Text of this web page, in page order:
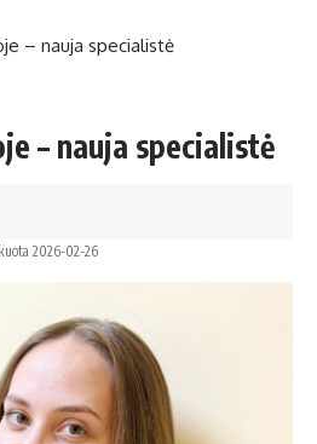
– nauja specialistė
– nauja specialistė
2026-02-26